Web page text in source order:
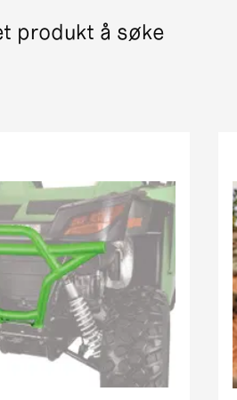
c8832
i
MY
my
MY
produkt å søke